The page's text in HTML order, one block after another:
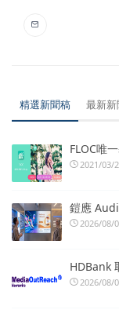
精選新聞稿 最新
FLOC唯
2021/03/
鎧應
2026/08/
HDBank
2026/08/